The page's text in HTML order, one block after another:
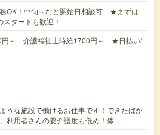
務OK！中旬～など開始日相談可 ★まずは
タートも歓迎！
円～ 介護福祉士時給1700円～ ★日払い/
うな施設で働けるお仕事です！できたばか
利用者さんの要介護度も低め！体…